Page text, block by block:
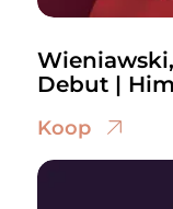
Debut |
Koop